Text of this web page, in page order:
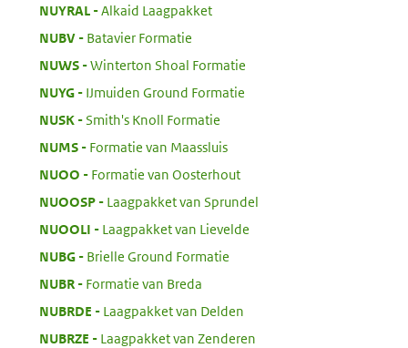
NUYRAL
Alkaid Laagpakket
NUBV:
Batavier Formatie
NUWS:
Winterton Shoal Formatie
NUYG:
IJmuiden Ground Formatie
NUSK:
Smith's Knoll Formatie
NUMS:
Formatie van Maassluis
NUOO
Formatie van Oosterhout
NUOOSP:
Laagpakket van Sprundel
NUOOLI
Laagpakket van Lievelde
NUBG:
Brielle Ground Formatie
NUBR:
Formatie van Breda
NUBRDE
Laagpakket van Delden
NUBRZE
Laagpakket van Zenderen